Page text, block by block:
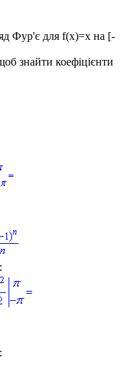
Фур'є для f(x)=x на [-
знайти коефіцієнти